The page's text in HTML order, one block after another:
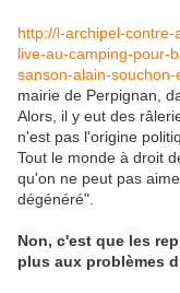
http://l-archipel-
live-au-camping-pour-
sanson-alain-
mairie de Perpignan,
Alors, il y eut des
n'est pas l'origine
Tout le monde à droit
qu'on ne peut pas
dégénéré".
Non, c'est que les
plus aux problèmes